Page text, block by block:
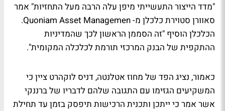
"מדד הייצור התעשייתי מיפן עלה הרבה מעל התחזיות" אמר
סאוורן סטוירת כלכלן מ- Quoniam Asset Managemen.
הכלכלן הוסיף "זה הסממן הראשון לכך שהמדיניות
ההתקפית של הבנק המרכזי תורמת לכלכלה המקומית".
כאמור, נציג הפד של מחוז אטלנטה, דניס לוקהרט ציין כי
המשקיעים הגזימו עם התגובה שלהם לדבריו של ברננקי
אשר אמר כי ייתכן ותכנית הרכישות תיפסק בזמן עד תחילת